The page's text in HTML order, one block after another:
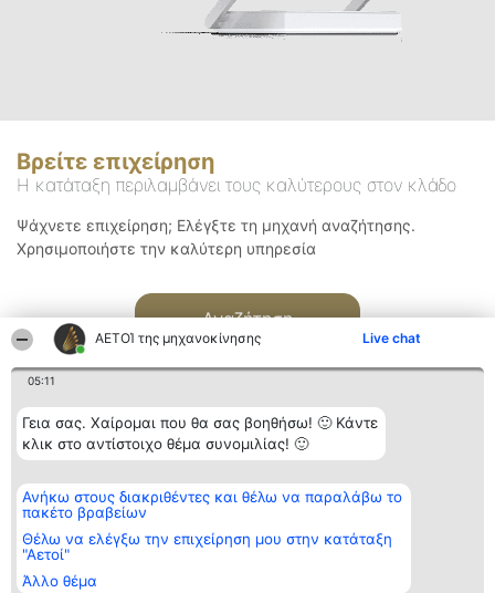
ΑΕΤΟΊ της μηχανοκίνησης Live chat
05:11
Γεια σας. Χαίρομαι που θα σας βοηθήσω! 🙂 Κάντε
κλικ στο αντίστοιχο θέμα συνομιλίας! 🙂
Ανήκω στους διακριθέντες και θέλω να παραλάβω το
πακέτο βραβείων
Θέλω να ελέγξω την επιχείρηση μου στην κατάταξη
"Αετοί"
Άλλο θέμα
Βρείτε επιχείρηση
Η κατάταξη περιλαμβάνει τους καλύτερους στον κλάδο
Ψάχνετε επιχείρηση; Ελέγξτε τη μηχανή αναζήτησης.
Χρησιμοποιήστε την καλύτερη υπηρεσία
Αναζήτηση
Διοργανωτής της
κατάταξης
BEAUTIFUL COMPANY
ΤΗΛ. ΕΠΙΚΟΙΝΩΝΙΑΣ:
2104128019
email:
Κατάταξη
Διακριθέντες
των
διακριθέντων
Επικοινωνία
Επικοινωνία